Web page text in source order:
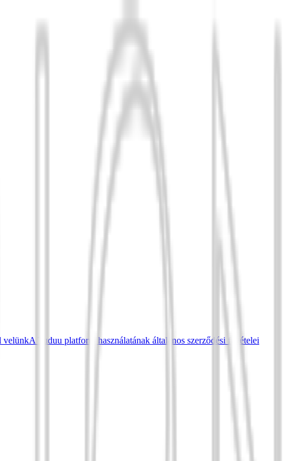
velünkA Tuduu platform használatának általános szerződési feltételei